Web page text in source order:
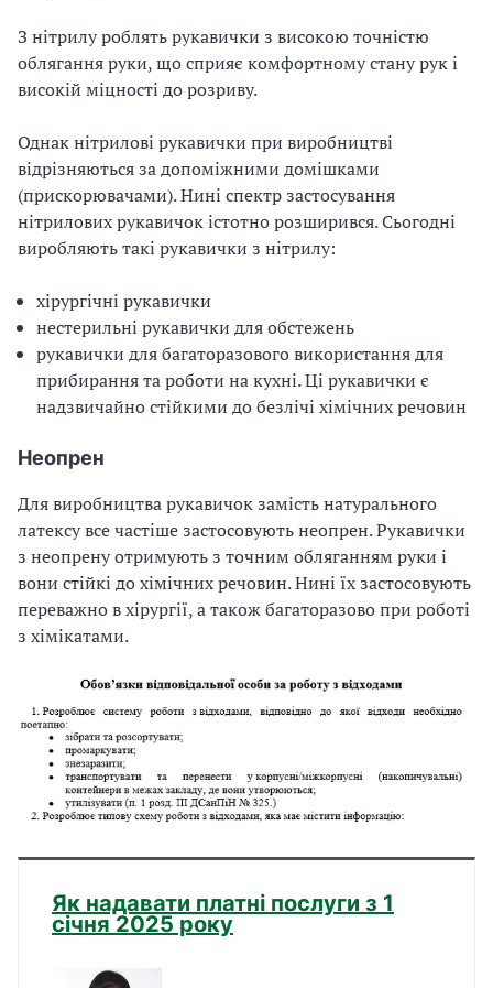
З нітрилу роблять рукавички з високою точністю
облягання руки, що сприяє комфортному стану рук і
високій міцності до розриву.
Однак нітрилові рукавички при виробництві
відрізняються за допоміжними домішками
(прискорювачами). Нині спектр застосування
нітрилових рукавичок істотно розширився. Сьогодні
виробляють такі рукавички з нітрилу:
хірургічні рукавички
нестерильні рукавички для обстежень
рукавички для багаторазового використання для
прибирання та роботи на кухні. Ці рукавички є
надзвичайно стійкими до безлічі хімічних речовин
Неопрен
Для виробництва рукавичок замість натурального
латексу все частіше застосовують неопрен. Рукавички
з неопрену отримують з точним обляганням руки і
вони стійкі до хімічних речовин. Нині їх застосовують
переважно в хірургії, а також багаторазово при роботі
з хімікатами.
Як надавати платні послуги з 1
січня 2025 року